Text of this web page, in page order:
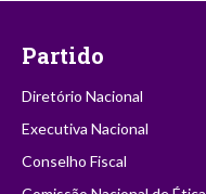
Partido
Diretório Nacional
Executiva Nacional
Conselho Fiscal